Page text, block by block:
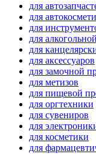
для
для
для
для
для
для аксессуаров
для замочной
для метизов
для пищевой
для оргтехники
для сувениров
для
для косметики
для